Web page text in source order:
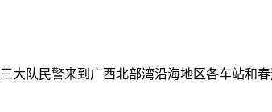
队民警来到广西北部湾沿海地区各车站和春